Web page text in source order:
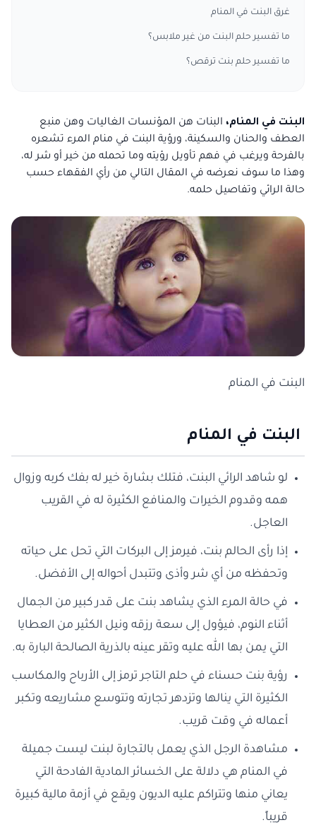
غرق البنت في المنام
ما تفسير حلم البنت من غير ملابس؟
ما تفسير حلم بنت ترقص؟
البنت في المنام، البنات هن المؤنسات الغاليات وهن منبع
العطف والحنان والسكينة، ورؤية البنت في منام المرء تشعره
بالفرحة ويرغب في فهم تأويل رؤيته وما تحمله من خير أو شر له،
وهذا ما سوف نعرضه في المقال التالي من رأي الفقهاء حسب
حالة الرائي وتفاصيل حلمه.
البنت في المنام
البنت في المنام
لو شاهد الرائي البنت، فتلك بشارة خير له بفك كربه وزوال
همه وقدوم الخيرات والمنافع الكثيرة له في القريب
العاجل.
إذا رأى الحالم بنت، فيرمز إلى البركات التي تحل على حياته
وتحفظه من أي شر وأذى وتتبدل أحواله إلى الأفضل.
في حالة المرء الذي يشاهد بنت على قدر كبير من الجمال
أثناء النوم، فيؤول إلى سعة رزقه ونيل الكثير من العطايا
التي يمن بها الله عليه وتقر عينه بالذرية الصالحة البارة به.
رؤية بنت حسناء في حلم التاجر ترمز إلى الأرباح والمكاسب
الكثيرة التي ينالها وتزدهر تجارته وتتوسع مشاريعه وتكبر
أعماله في وقت قريب.
مشاهدة الرجل الذي يعمل بالتجارة لبنت ليست جميلة
في المنام هي دلالة على الخسائر المادية الفادحة التي
يعاني منها وتتراكم عليه الديون ويقع في أزمة مالية كبيرة
قريباً.